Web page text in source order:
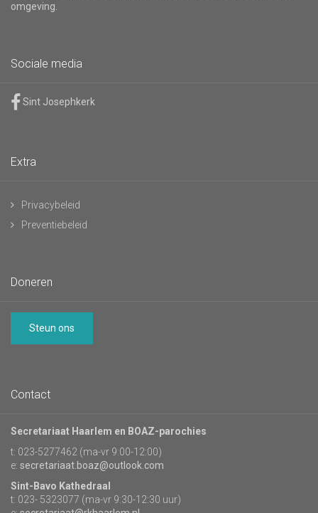
omgeving.
Sociale media
Sint Josephkerk
Extra
Privacybeleid
Preventiebeleid
Doneren
Steun ons
Contact
Secretariaat Haarlem en BOAZ-parochies
t: 023-5277462 (ma-vr 9:00-12:00)
e: secretariaat.boaz@outlook.com
Sint-Bavo Kathedraal
t: 023- 5323077 (ma-vr 9:30-12:30 uur)